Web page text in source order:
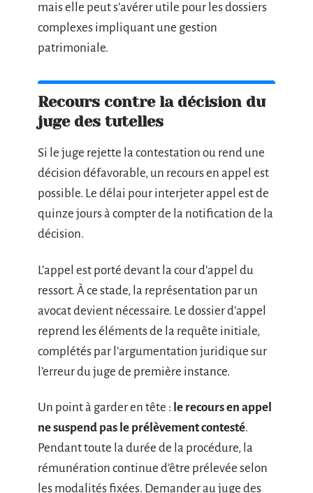
mais elle peut s’avérer utile pour les dossiers
complexes impliquant une gestion
patrimoniale.
Recours contre la décision du
juge des tutelles
Si le juge rejette la contestation ou rend une
décision défavorable, un recours en appel est
possible. Le délai pour interjeter appel est de
quinze jours à compter de la notification de la
décision.
L’appel est porté devant la cour d’appel du
ressort. À ce stade, la représentation par un
avocat devient nécessaire. Le dossier d’appel
reprend les éléments de la requête initiale,
complétés par l’argumentation juridique sur
l’erreur du juge de première instance.
Un point à garder en tête : le recours en appel
ne suspend pas le prélèvement contesté.
Pendant toute la durée de la procédure, la
rémunération continue d’être prélevée selon
les modalités fixées. Demander au juge des